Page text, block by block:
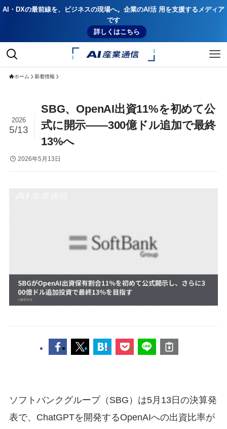
AI・DXの最前線を、ビジネスの現場へ。企業のAI活 用を支援するメディア
です
詳しくはこちら
ホーム 新着情報
SBG、OpenAI出資11%を初めて公
式に開示——300億ドル追加で最終
13%へ
2026
5/13
2026年5月13日
ソフトバンクグループ（SBG）は5月13日の決算発
表で、ChatGPTを開発するOpenAIへの出資比率が